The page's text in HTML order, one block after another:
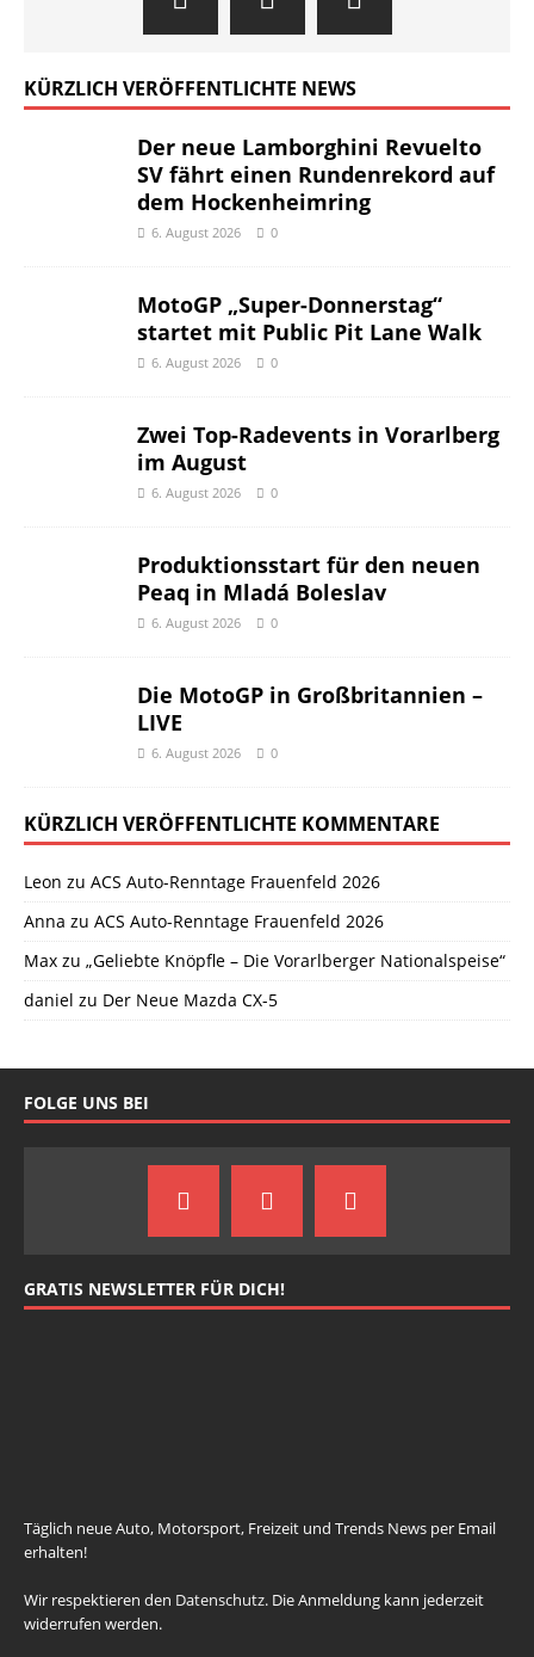
KÜRZLICH VERÖFFENTLICHTE NEWS
Der neue Lamborghini Revuelto
SV fährt einen Rundenrekord auf
dem Hockenheimring
6. August 2026 0
MotoGP „Super-Donnerstag“
startet mit Public Pit Lane Walk
6. August 2026 0
Zwei Top-Radevents in Vorarlberg
im August
6. August 2026 0
Produktionsstart für den neuen
Peaq in Mladá Boleslav
6. August 2026 0
Die MotoGP in Großbritannien –
LIVE
6. August 2026 0
KÜRZLICH VERÖFFENTLICHTE KOMMENTARE
Leon zu ACS Auto-Renntage Frauenfeld 2026
Anna zu ACS Auto-Renntage Frauenfeld 2026
Max zu „Geliebte Knöpfle – Die Vorarlberger Nationalspeise“
daniel zu Der Neue Mazda CX-5
FOLGE UNS BEI
GRATIS NEWSLETTER FÜR DICH!
Täglich neue Auto, Motorsport, Freizeit und Trends News per Email
erhalten!
Wir respektieren den Datenschutz. Die Anmeldung kann jederzeit
widerrufen werden.